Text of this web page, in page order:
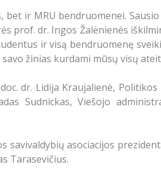
ir MRU bendruomenei.
prof. dr. Ingos Žalėnienės
ir visą bendruomenę
žinias kurdami mūsų visų
dr. Lidija Kraujalienė,
Sudnickas, Viešojo
asociacijos
Tarasevičius.